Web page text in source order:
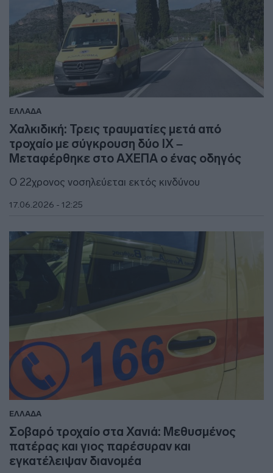
ΕΛΛΑΔΑ
Χαλκιδική: Τρεις τραυματίες μετά από
τροχαίο με σύγκρουση δύο ΙΧ –
Μεταφέρθηκε στο ΑΧΕΠΑ ο ένας οδηγός
Ο 22χρονος νοσηλεύεται εκτός κινδύνου
17.06.2026 - 12:25
ΕΛΛΑΔΑ
Σοβαρό τροχαίο στα Χανιά: Μεθυσμένος
πατέρας και γιος παρέσυραν και
εγκατέλειψαν διανομέα